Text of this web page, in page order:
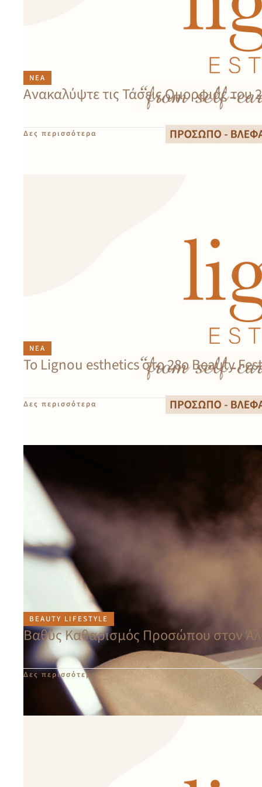
ΝΈΑ
Ανακαλύψτε τις Τάσεις Ομορφιάς του
Δες περισσότερα
ΝΈΑ
Το Lignou esthetics στο 28ο Beauty
Δες περισσότερα
BEAUTY LIFESTYLE
Βαθύς Καθαρισμός Προσώπου στον
Δες περισσότερα